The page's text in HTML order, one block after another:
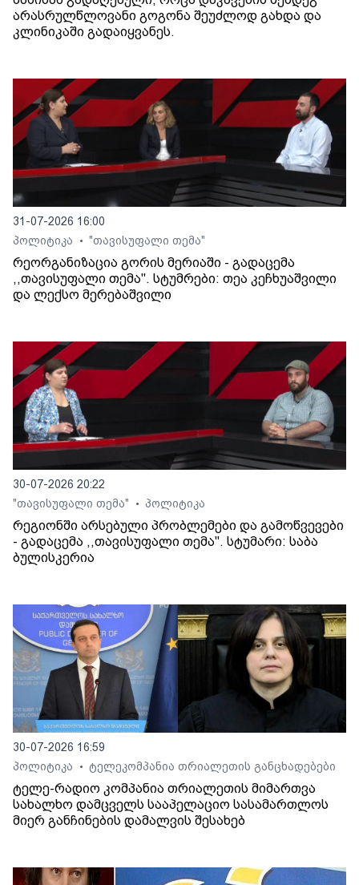
არასრულწლოვანი გოგონა შეუძლოდ გახდა და
კლინიკაში გადაიყვანეს.
31-07-2026 16:00
პოლიტიკა
• "თავისუფალი თემა"
რეორგანიზაცია გორის მერიაში - გადაცემა
,,თავისუფალი თემა". სტუმრები: თეა კეჩხუაშვილი
და ლექსო მერებაშვილი
30-07-2026 20:22
"თავისუფალი თემა"
• პოლიტიკა
რეგიონში არსებული პრობლემები და გამოწვევები
- გადაცემა ,,თავისუფალი თემა". სტუმარი: საბა
ბულისკერია
30-07-2026 16:59
პოლიტიკა
• ტელეკომპანია თრიალეთის განცხადებები
ტელე-რადიო კომპანია თრიალეთის მიმართვა
სახალხო დამცველს სააპელაციო სასამართლოს
მიერ განჩინების დამალვის შესახებ